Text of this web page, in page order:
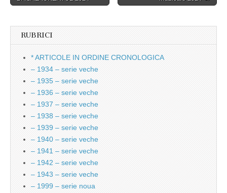
navigation
RUBRICI
* ARTICOLE IN ORDINE CRONOLOGICA
– 1934 – serie veche
– 1935 – serie veche
– 1936 – serie veche
– 1937 – serie veche
– 1938 – serie veche
– 1939 – serie veche
– 1940 – serie veche
– 1941 – serie veche
– 1942 – serie veche
– 1943 – serie veche
– 1999 – serie noua